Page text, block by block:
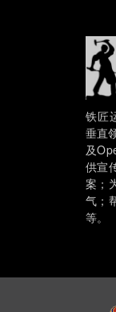
铁匠
垂直
及
供宣
案；
气；
等。